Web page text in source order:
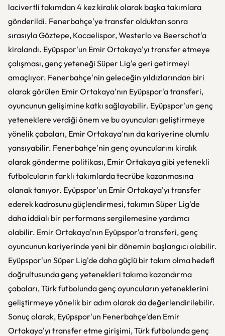
lacivertli takımdan 4 kez kiralık olarak başka takımlara
gönderildi. Fenerbahçe'ye transfer olduktan sonra
sırasıyla Göztepe, Kocaelispor, Westerlo ve Beerschot'a
kiralandı. Eyüpspor'un Emir Ortakaya'yı transfer etmeye
çalışması, genç yeteneği Süper Lig'e geri getirmeyi
amaçlıyor. Fenerbahçe'nin geleceğin yıldızlarından biri
olarak görülen Emir Ortakaya'nın Eyüpspor'a transferi,
oyuncunun gelişimine katkı sağlayabilir. Eyüpspor'un genç
yeteneklere verdiği önem ve bu oyuncuları geliştirmeye
yönelik çabaları, Emir Ortakaya'nın da kariyerine olumlu
yansıyabilir. Fenerbahçe'nin genç oyuncularını kiralık
olarak gönderme politikası, Emir Ortakaya gibi yetenekli
futbolcuların farklı takımlarda tecrübe kazanmasına
olanak tanıyor. Eyüpspor'un Emir Ortakaya'yı transfer
ederek kadrosunu güçlendirmesi, takımın Süper Lig'de
daha iddialı bir performans sergilemesine yardımcı
olabilir. Emir Ortakaya'nın Eyüpspor'a transferi, genç
oyuncunun kariyerinde yeni bir dönemin başlangıcı olabilir.
Eyüpspor'un Süper Lig'de daha güçlü bir takım olma hedefi
doğrultusunda genç yetenekleri takıma kazandırma
çabaları, Türk futbolunda genç oyuncuların yeteneklerini
geliştirmeye yönelik bir adım olarak da değerlendirilebilir.
Sonuç olarak, Eyüpspor'un Fenerbahçe'den Emir
Ortakaya'yı transfer etme girişimi, Türk futbolunda genç